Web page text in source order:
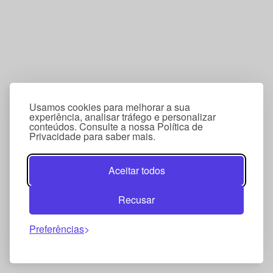
Usamos cookies para melhorar a sua
experiência, analisar tráfego e personalizar
conteúdos. Consulte a nossa Política de
Privacidade para saber mais.
Aceitar todos
Recusar
Preferências